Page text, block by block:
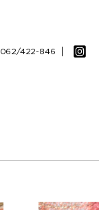
062/422-846